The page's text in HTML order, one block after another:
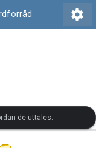
settings
de uttales.